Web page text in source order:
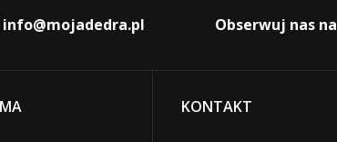
info@mojadedra.pl Obserwuj nas na
KONTAKT